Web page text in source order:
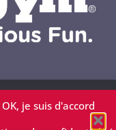
OK, je suis d'accord
S.A.